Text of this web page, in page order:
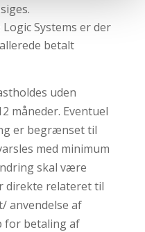
Systems er der
betalt
uden
måneder. Eventuel
er begrænset til
med minimum
skal være
direkte relateret til
anvendelse af
for betaling af